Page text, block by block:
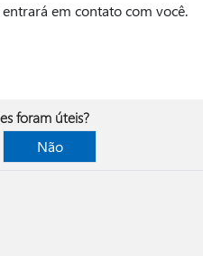
em contato com você.
foram úteis?
Não